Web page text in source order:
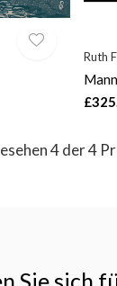
Ruth
4 der 4
Sie sich